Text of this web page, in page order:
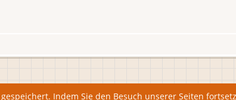
Indem Sie den Besuch unserer Seiten